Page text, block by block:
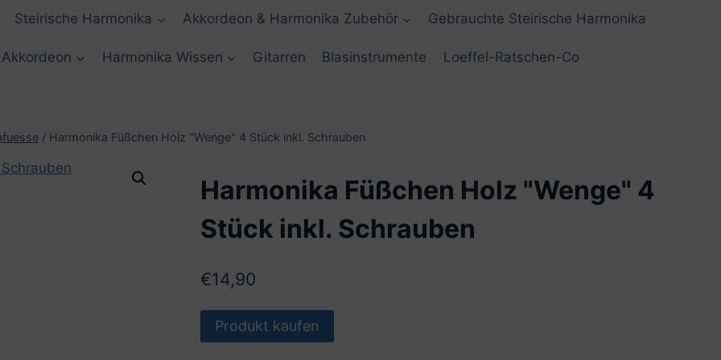
Steirische Harmonika Akkordeon & Harmonika Zubehör Gebrauchte Steirische Harmonika
Akkordeon Harmonika Wissen Gitarren Blasinstrumente Loeffel-Ratschen-Co
/ Harmonika Füßchen Holz "Wenge" 4 Stück inkl. Schrauben
Harmonika Füßchen Holz "Wenge" 4
Stück inkl. Schrauben
€14,90
Produkt kaufen